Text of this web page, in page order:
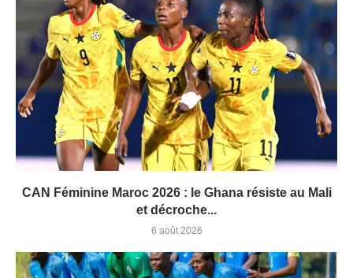
CAN Féminine Maroc 2026 : le Ghana résiste au Mali
et décroche...
6 août 2026